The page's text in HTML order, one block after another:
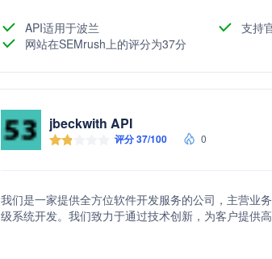
应用开发和产品管理等。
API适用于波兰
支持
网站在SEMrush上的评分为37分
jbeckwith API
评分 37/100 0
我们是一家提供全方位软件开发服务的公司，主营业
级系统开发。我们致力于通过技术创新，为客户提供